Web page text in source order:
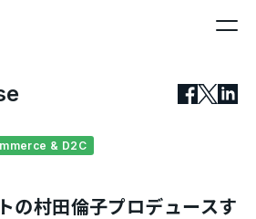
& D2C
の村田倫子プロデュースす